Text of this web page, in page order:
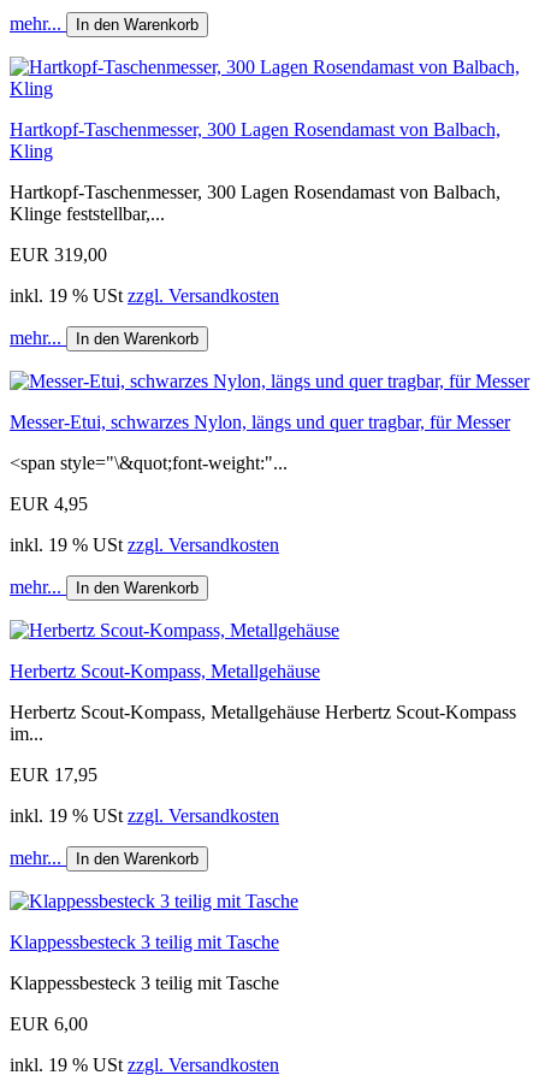
mehr... In den Warenkorb
Hartkopf-Taschenmesser, 300 Lagen Rosendamast von Balbach,
Kling
Hartkopf-Taschenmesser, 300 Lagen Rosendamast von Balbach,
Klinge feststellbar,...
EUR 319,00
inkl. 19 % USt zzgl. Versandkosten
mehr... In den Warenkorb
Messer-Etui, schwarzes Nylon, längs und quer tragbar, für Messer
<span style="\&quot;font-weight:"...
EUR 4,95
inkl. 19 % USt zzgl. Versandkosten
mehr... In den Warenkorb
Herbertz Scout-Kompass, Metallgehäuse
Herbertz Scout-Kompass, Metallgehäuse Herbertz Scout-Kompass
im...
EUR 17,95
inkl. 19 % USt zzgl. Versandkosten
mehr... In den Warenkorb
Klappessbesteck 3 teilig mit Tasche
Klappessbesteck 3 teilig mit Tasche
EUR 6,00
inkl. 19 % USt zzgl. Versandkosten